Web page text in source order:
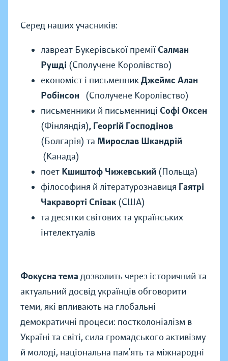
Серед наших учасників:
лавреат Букерівської премії Салман
Рушді (Сполучене Королівство)
економіст і письменникДжеймс Алан
Робінсон
(Сполучене Королівство)
письменники й письменниці Софі Оксен
(Фінляндія), Георгій Господінов
(Болгарія) та Мирослав Шкандрій
(Канада)
поет Кшиштоф Чижевський (Польща)
філософиня й літературознавиця Ґаятрі
Чакраворті Співак(США)
та десятки світових та українських
інтелектуалів
Фокусна тема дозволить через історичний та
актуальний досвід українців обговорити
теми, які впливають на глобальні
демократичні процеси: постколоніалізм в
Україні та світі, сила громадського активізму
й молоді, національна пам’ять та міжнародні